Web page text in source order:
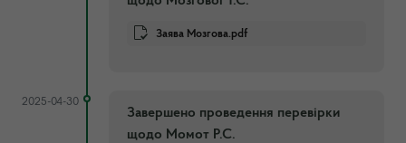
Заява Мозгова.pdf
2025-04-30
Завершено проведення перевірки
щодо Момот Р.С.